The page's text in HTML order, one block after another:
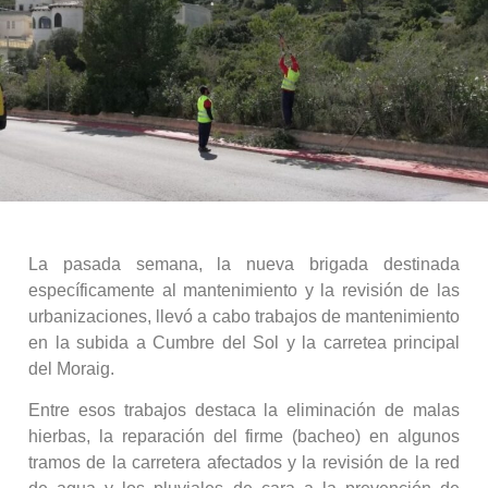
La pasada semana, la nueva brigada destinada
específicamente al mantenimiento y la revisión de las
urbanizaciones, llevó a cabo trabajos de mantenimiento
en la subida a Cumbre del Sol y la carretea principal
del Moraig.
Entre esos trabajos destaca la eliminación de malas
hierbas, la reparación del firme (bacheo) en algunos
tramos de la carretera afectados y la revisión de la red